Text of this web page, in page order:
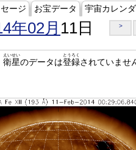
ージ お宝データ 宇宙カレン
年02月 11日 >
衛星
えいせい
のデータは登録
とうろく
されていませ